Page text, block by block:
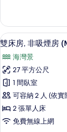
房
(East
View
for
3
people)
的
所
有
相
雙
床
房,
吸
煙
房
(East
View
for
3
people)
顯
示
雙
床
房,
非
吸
煙
6
雙床房, 非吸煙房
海灣景
27 平方公尺
1 間臥室
可容納 2 人 (依
2 張單人床
免費無線上網